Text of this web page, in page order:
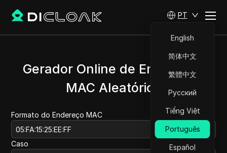
PT
English
简体中文
繁體中文
Русский
Tiếng Việt
Português
Español
Gerador Online de Endereços
MAC Aleatórios
Formato do Endereço MAC
05:FA:15:25:EE:FF
Caso